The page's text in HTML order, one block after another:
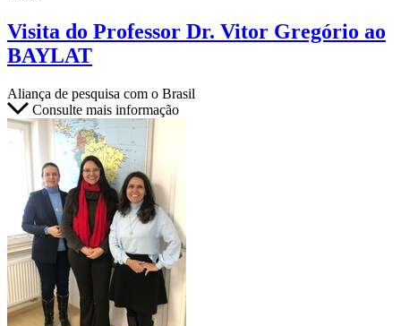
Visita do Professor Dr. Vitor Gregório ao
BAYLAT
Aliança de pesquisa com o Brasil
Consulte mais informação